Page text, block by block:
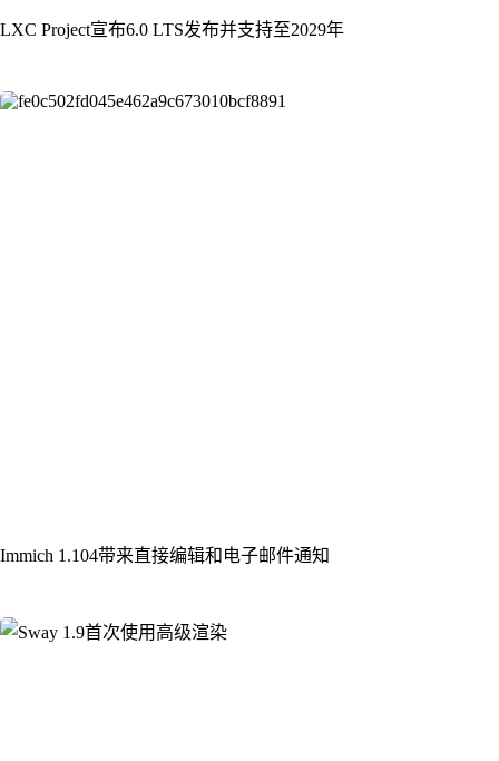
LXC Project宣布6.0 LTS发布并支持至2029年
Immich 1.104带来直接编辑和电子邮件通知